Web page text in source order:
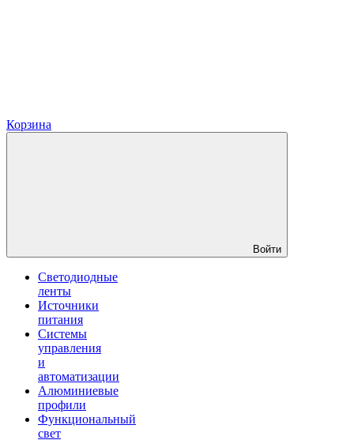
Корзина
Войти
Светодиодные
ленты
Источники
питания
Системы
управления
и
автоматизации
Алюминиевые
профили
Функциональный
свет